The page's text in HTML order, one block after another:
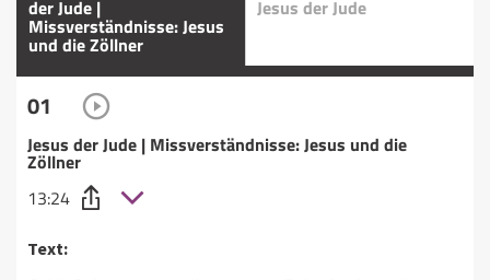
der Jude |
Missverständnisse: Jesus
und die Zöllner
Jesus der Jude
01
Jesus der Jude | Missverständnisse: Jesus und die
Zöllner
13:24
Text: